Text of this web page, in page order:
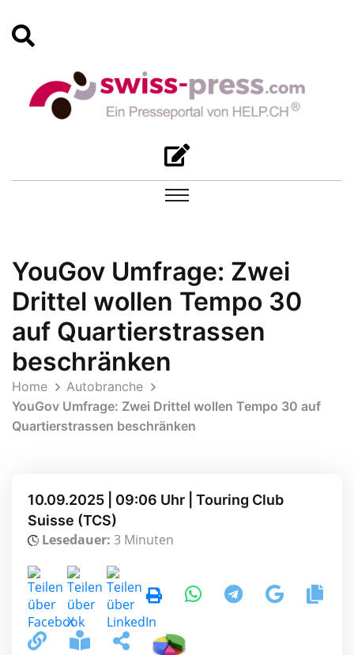
YouGov Umfrage: Zwei
Drittel wollen Tempo 30
auf Quartierstrassen
beschränken
Home
Autobranche
YouGov Umfrage: Zwei Drittel wollen Tempo 30 auf
Quartierstrassen beschränken
10.09.2025 | 09:06 Uhr | Touring Club
Suisse (TCS)
Lesedauer: 3 Minuten